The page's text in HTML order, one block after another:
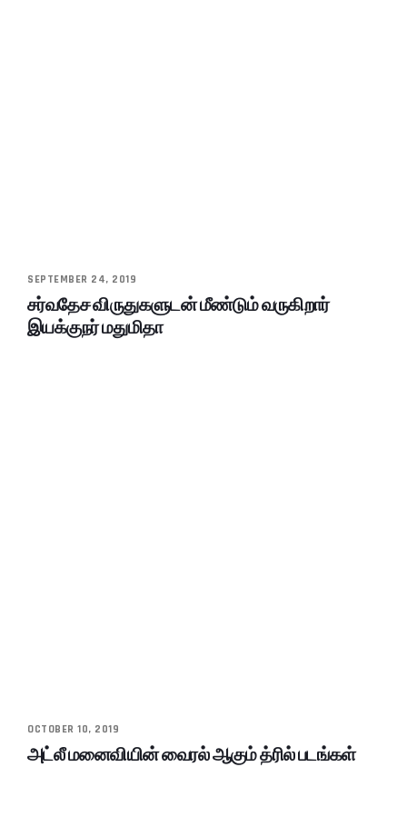
SEPTEMBER 24, 2019
சர்வதேச விருதுகளுடன் மீண்டும் வருகிறார்
இயக்குநர் மதுமிதா
OCTOBER 10, 2019
அட்லீ மனைவியின் வைரல் ஆகும் த்ரில் படங்கள்